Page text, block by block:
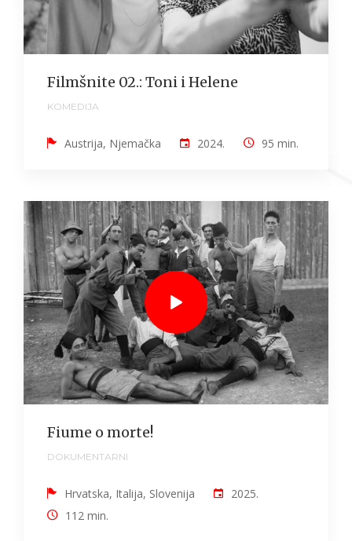
Filmšnite 02.: Toni i Helene
KOMEDIJA
Austrija, Njemačka 2024. 95 min.
Fiume o morte!
DOKUMENTARNI
Hrvatska, Italija, Slovenija
2025.
112 min.